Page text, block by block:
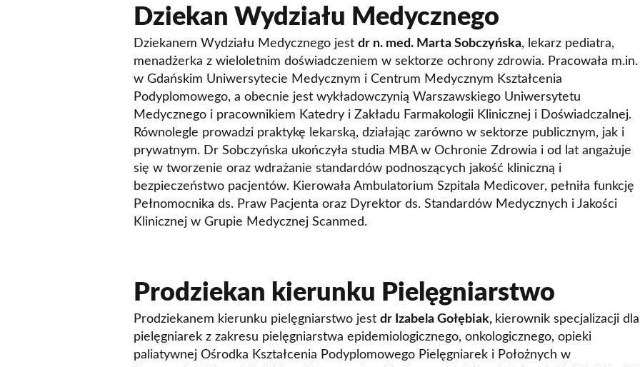
Władze uczelni
Struktura
Społeczność
Kampus
Kontakt
Wydz. Ekonomii i Zarządzania
Wydz. Prawa i Administracji
Studium Języków Obcych
Centrum Nauczania Języka i
Studium Wychowania
Doktoraty
LL.M. in
Szkoły Praw
Nauka
Kursy Uczelni
Dziekan Wydziału Medycznego
Dziekanem Wydziału Medycznego jest dr n. med. Marta Sobczyńska, lekarz pediatra,
menadżerka z wieloletnim doświadczeniem w sektorze ochrony zdrowia. Pracowała m.in.
w Gdańskim Uniwersytecie Medycznym i Centrum Medycznym Kształcenia
Podyplomowego, a obecnie jest wykładowczynią Warszawskiego Uniwersytetu
Medycznego i pracownikiem Katedry i Zakładu Farmakologii Klinicznej i Doświadczalnej.
Równolegle prowadzi praktykę lekarską, działając zarówno w sektorze publicznym, jak i
prywatnym. Dr Sobczyńska ukończyła studia MBA w Ochronie Zdrowia i od lat angażuje
się w tworzenie oraz wdrażanie standardów podnoszących jakość kliniczną i
bezpieczeństwo pacjentów. Kierowała Ambulatorium Szpitala Medicover, pełniła funkcję
Pełnomocnika ds. Praw Pacjenta oraz Dyrektor ds. Standardów Medycznych i Jakości
Klinicznej w Grupie Medycznej Scanmed.
Prodziekan kierunku Pielęgniarstwo
Prodziekanem kierunku pielęgniarstwo jest dr Izabela Gołębiak, kierownik specjalizacji dla
pielęgniarek z zakresu pielęgniarstwa epidemiologicznego, onkologicznego, opieki
paliatywnej Ośrodka Kształcenia Podyplomowego Pielęgniarek i Położnych w